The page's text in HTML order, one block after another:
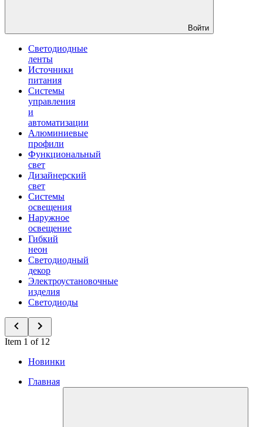
Войти
Светодиодные
ленты
Источники
питания
Системы
управления
и
автоматизации
Алюминиевые
профили
Функциональный
свет
Дизайнерский
свет
Системы
освещения
Наружное
освещение
Гибкий
неон
Светодиодный
декор
Электроустановочные
изделия
Светодиоды
Item 1 of 12
Новинки
Главная